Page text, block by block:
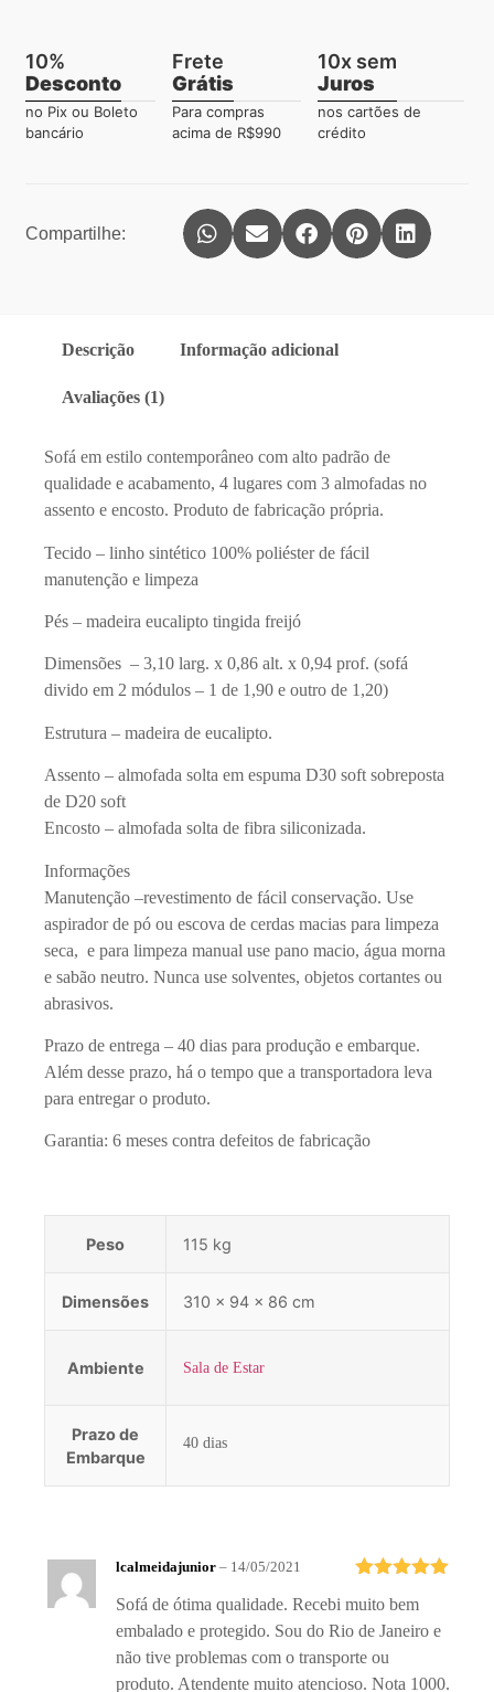
10%
Desconto
no Pix ou Boleto
bancário
Frete
Grátis
Para compras
acima de R$990
10x sem
Juros
nos cartões de
crédito
Compartilhe:
Descrição Informação adicional
Avaliações (1)
Sofá em estilo contemporâneo com alto padrão de
qualidade e acabamento, 4 lugares com 3 almofadas no
assento e encosto. Produto de fabricação própria.
Tecido – linho sintético 100% poliéster de fácil
manutenção e limpeza
Pés – madeira eucalipto tingida freijó
Dimensões – 3,10 larg. x 0,86 alt. x 0,94 prof. (sofá
divido em 2 módulos – 1 de 1,90 e outro de 1,20)
Estrutura – madeira de eucalipto.
Assento – almofada solta em espuma D30 soft sobreposta
de D20 soft
Encosto – almofada solta de fibra siliconizada.
Informações
Manutenção –revestimento de fácil conservação. Use
aspirador de pó ou escova de cerdas macias para limpeza
seca, e para limpeza manual use pano macio, água morna
e sabão neutro. Nunca use solventes, objetos cortantes ou
abrasivos.
Prazo de entrega – 40 dias para produção e embarque.
Além desse prazo, há o tempo que a transportadora leva
para entregar o produto.
Garantia: 6 meses contra defeitos de fabricação
Peso 115 kg
Dimensões 310 × 94 × 86 cm
Ambiente Sala de Estar
Prazo de
Embarque
40 dias
de 5
lcalmeidajunior – 14/05/2021
Sofá de ótima qualidade. Recebi muito bem
embalado e protegido. Sou do Rio de Janeiro e
não tive problemas com o transporte ou
produto. Atendente muito atencioso. Nota 1000.